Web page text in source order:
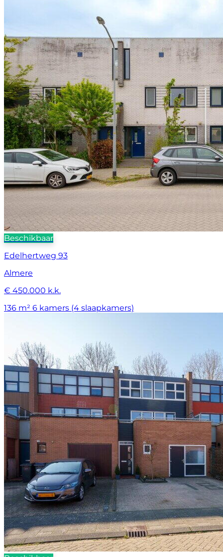
Beschikbaar
Edelhertweg 93
Almere
€ 450.000 k.k.
136 m² 6 kamers (4 slaapkamers)